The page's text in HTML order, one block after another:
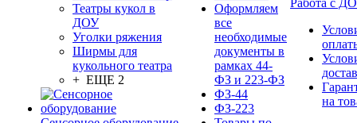
Театры кукол в
ДОУ
Уголки ряжения
Ширмы для
кукольного театра
+ ЕЩЕ 2
Оформляем
все
необходимые
документы в
рамках 44-
ФЗ и 223-ФЗ
ФЗ-44
ФЗ-223
Работа с
на